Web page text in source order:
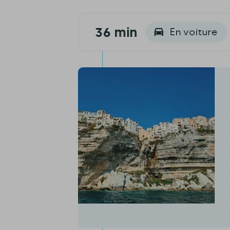
36 min En voiture